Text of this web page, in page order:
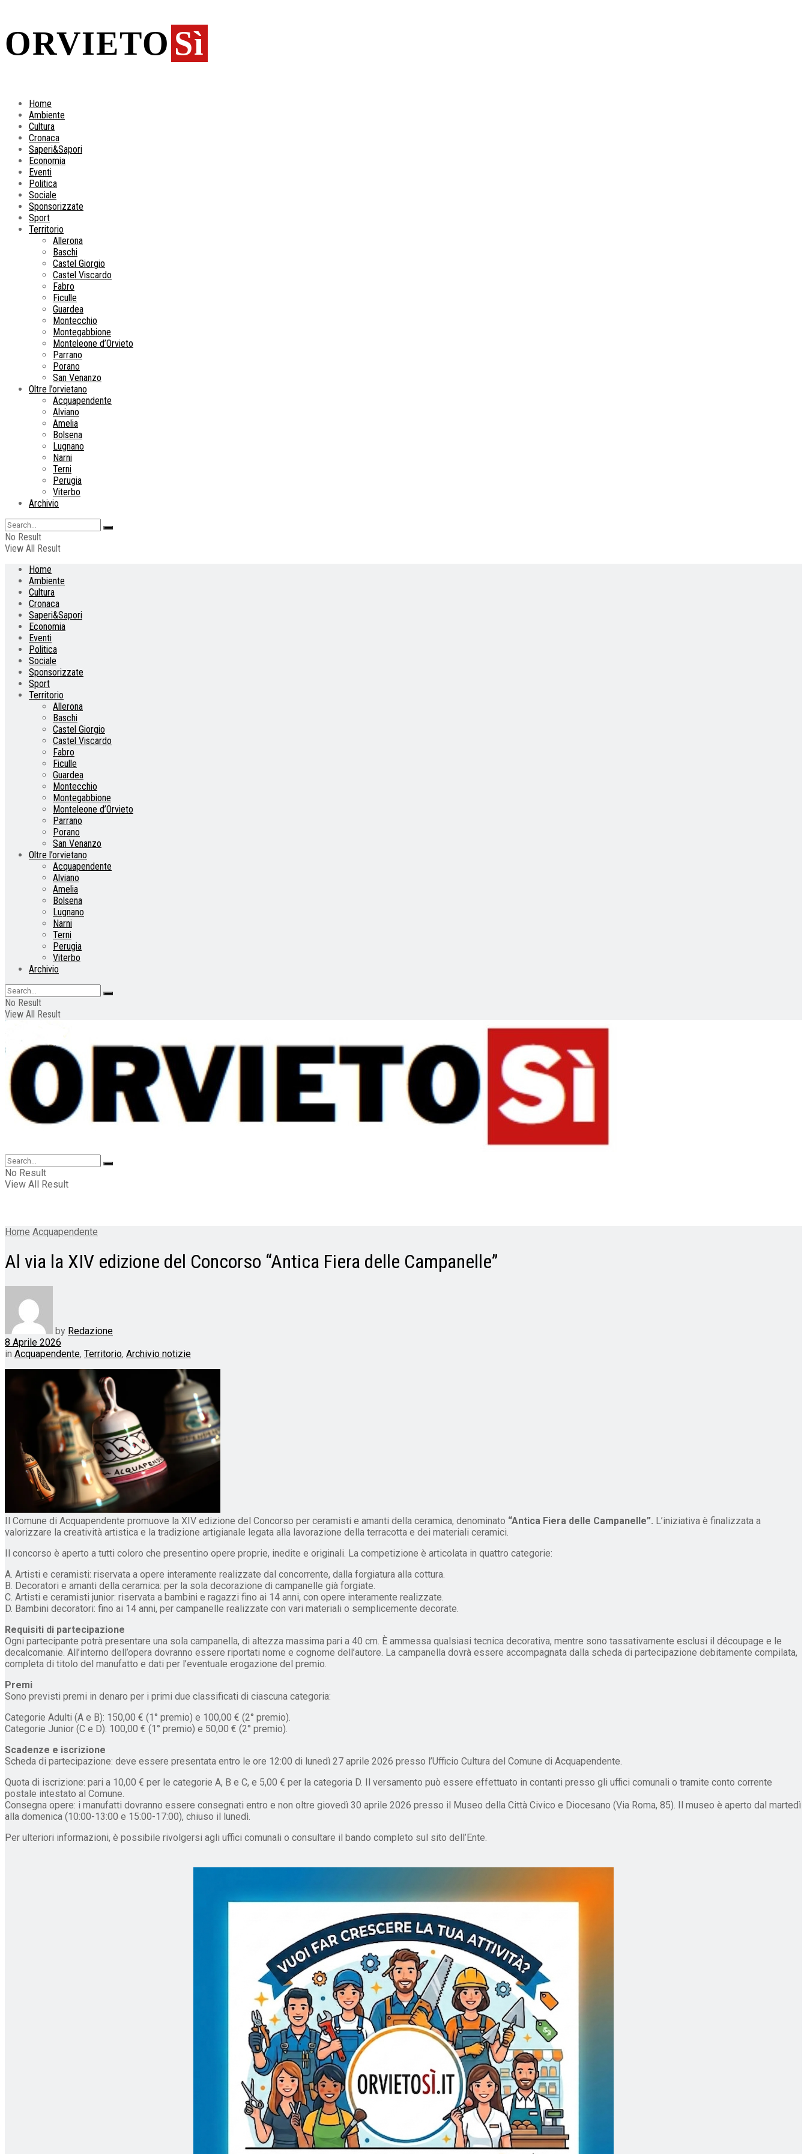
ORVIETO Sì
Home
Ambiente
Cultura
Cronaca
Saperi&Sapori
Economia
Eventi
Politica
Sociale
Sponsorizzate
Sport
Territorio
Allerona
Baschi
Castel Giorgio
Castel Viscardo
Fabro
Ficulle
Guardea
Montecchio
Montegabbione
Monteleone d’Orvieto
Parrano
Porano
San Venanzo
Oltre l’orvietano
Acquapendente
Alviano
Amelia
Bolsena
Lugnano
Narni
Terni
Perugia
Viterbo
Archivio
No Result
View All Result
Home
Ambiente
Cultura
Cronaca
Saperi&Sapori
Economia
Eventi
Politica
Sociale
Sponsorizzate
Sport
Territorio
Allerona
Baschi
Castel Giorgio
Castel Viscardo
Fabro
Ficulle
Guardea
Montecchio
Montegabbione
Monteleone d’Orvieto
Parrano
Porano
San Venanzo
Oltre l’orvietano
Acquapendente
Alviano
Amelia
Bolsena
Lugnano
Narni
Terni
Perugia
Viterbo
Archivio
No Result
View All Result
No Result
View All Result
Home Acquapendente
Al via la XIV edizione del Concorso “Antica Fiera delle Campanelle”
by Redazione
8 Aprile 2026
in Acquapendente, Territorio, Archivio notizie
Il Comune di Acquapendente promuove la XIV edizione del Concorso per ceramisti e amanti della ceramica, denominato “Antica Fiera delle Campanelle”. L’iniziativa è finalizzata a
valorizzare la creatività artistica e la tradizione artigianale legata alla lavorazione della terracotta e dei materiali ceramici.
Il concorso è aperto a tutti coloro che presentino opere proprie, inedite e originali. La competizione è articolata in quattro categorie:
A. Artisti e ceramisti: riservata a opere interamente realizzate dal concorrente, dalla forgiatura alla cottura.
B. Decoratori e amanti della ceramica: per la sola decorazione di campanelle già forgiate.
C. Artisti e ceramisti junior: riservata a bambini e ragazzi fino ai 14 anni, con opere interamente realizzate.
D. Bambini decoratori: fino ai 14 anni, per campanelle realizzate con vari materiali o semplicemente decorate.
Requisiti di partecipazione
Ogni partecipante potrà presentare una sola campanella, di altezza massima pari a 40 cm. È ammessa qualsiasi tecnica decorativa, mentre sono tassativamente esclusi il découpage e le
decalcomanie. All’interno dell’opera dovranno essere riportati nome e cognome dell’autore. La campanella dovrà essere accompagnata dalla scheda di partecipazione debitamente compilata,
completa di titolo del manufatto e dati per l’eventuale erogazione del premio.
Premi
Sono previsti premi in denaro per i primi due classificati di ciascuna categoria:
Categorie Adulti (A e B): 150,00 € (1° premio) e 100,00 € (2° premio).
Categorie Junior (C e D): 100,00 € (1° premio) e 50,00 € (2° premio).
Scadenze e iscrizione
Scheda di partecipazione: deve essere presentata entro le ore 12:00 di lunedì 27 aprile 2026 presso l’Ufficio Cultura del Comune di Acquapendente.
Quota di iscrizione: pari a 10,00 € per le categorie A, B e C, e 5,00 € per la categoria D. Il versamento può essere effettuato in contanti presso gli uffici comunali o tramite conto corrente
postale intestato al Comune.
Consegna opere: i manufatti dovranno essere consegnati entro e non oltre giovedì 30 aprile 2026 presso il Museo della Città Civico e Diocesano (Via Roma, 85). Il museo è aperto dal martedì
alla domenica (10:00-13:00 e 15:00-17:00), chiuso il lunedì.
Per ulteriori informazioni, è possibile rivolgersi agli uffici comunali o consultare il bando completo sul sito dell’Ente.